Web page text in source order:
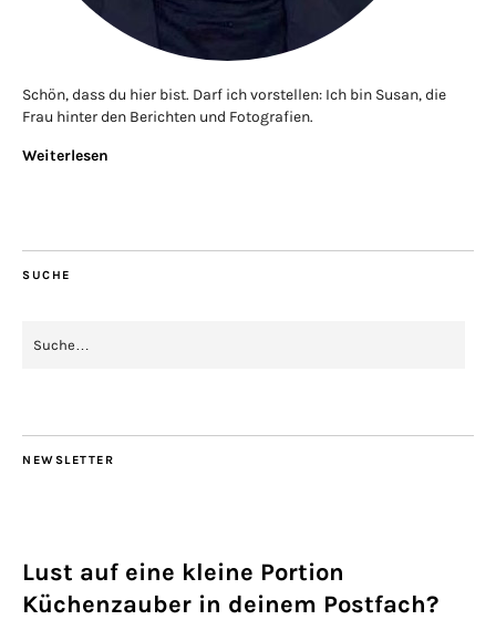
Schön, dass du hier bist. Darf ich vorstellen: Ich bin Susan, die
Frau hinter den Berichten und Fotografien.
Weiterlesen
SUCHE
NEWSLETTER
Lust auf eine kleine Portion
Küchenzauber in deinem Postfach?